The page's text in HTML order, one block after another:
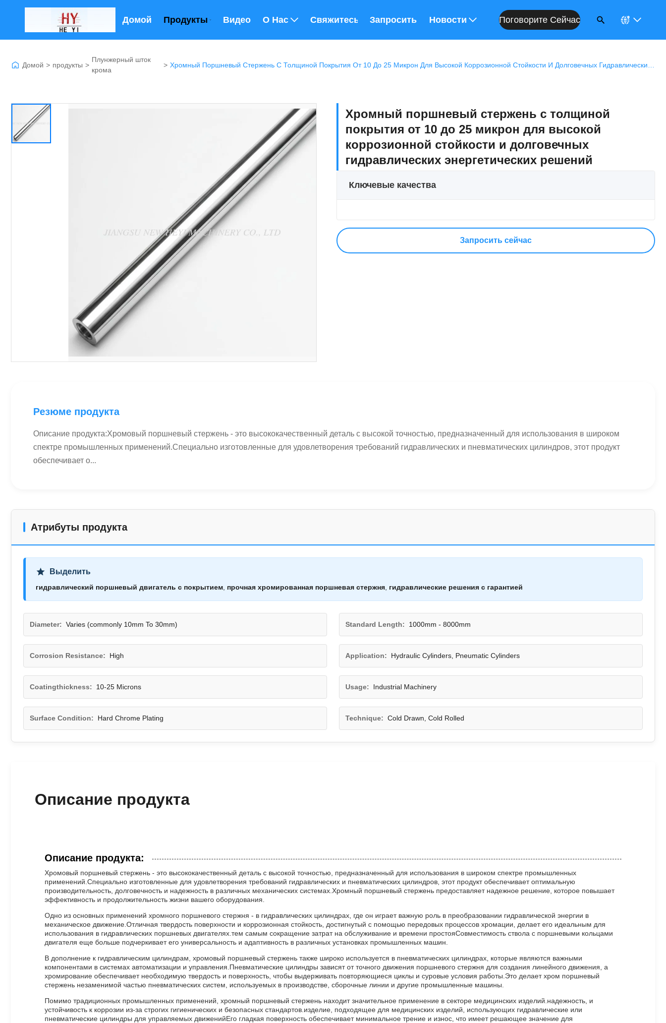
Домой Продукты Видео О Нас Свяжитесь С НамиЗапросить Расценки
Новости Поговорите Сейчас
Домой > продукты >
Плунжерный шток
крома
>
Хромный поршневый стержень с толщиной
покрытия от 10 до 25 микрон для высокой
коррозионной стойкости и долговечных
гидравлических энергетических решений
Ключевые качества
Запросить сейчас
Резюме продукта
Описание продукта:Хромовый поршневый стержень - это высококачественный деталь с высокой точностью, предназначенный для использования в широком
спектре промышленных применений.Специально изготовленные для удовлетворения требований гидравлических и пневматических цилиндров, этот продукт
обеспечивает о...
Атрибуты продукта
Выделить
гидравлический поршневый двигатель с покрытием прочная хромированная поршневая стержня гидравлические решения с гарантией
Diameter: Varies (commonly 10mm To 30mm) Standard Length: 1000mm - 8000mm
Corrosion Resistance: High Application: Hydraulic Cylinders, Pneumatic Cylinders
Coatingthickness: 10-25 Microns Usage: Industrial Machinery
Surface Condition: Hard Chrome Plating Technique: Cold Drawn, Cold Rolled
Описание продукта
Описание продукта:
Хромовый поршневый стержень - это высококачественный деталь с высокой точностью, предназначенный для использования в широком спектре промышленных
применений.Специально изготовленные для удовлетворения требований гидравлических и пневматических цилиндров, этот продукт обеспечивает оптимальную
производительность, долговечность и надежность в различных механических системах.Хромный поршневый стержень предоставляет надежное решение, которое повышает
эффективность и продолжительность жизни вашего оборудования.
Одно из основных применений хромного поршневого стержня - в гидравлических цилиндрах, где он играет важную роль в преобразовании гидравлической энергии в
механическое движение.Отличная твердость поверхности и коррозионная стойкость, достигнутый с помощью передовых процессов хромации, делает его идеальным для
использования в гидравлических поршневых двигателях.тем самым сокращение затрат на обслуживание и времени простояСовместимость ствола с поршневыми кольцами
двигателя еще больше подчеркивает его универсальность и адаптивность в различных установках промышленных машин.
В дополнение к гидравлическим цилиндрам, хромовый поршневый стержень также широко используется в пневматических цилиндрах, которые являются важными
компонентами в системах автоматизации и управления.Пневматические цилиндры зависят от точного движения поршневого стержня для создания линейного движения, а
хромирование обеспечивает необходимую твердость и поверхность, чтобы выдерживать повторяющиеся циклы и суровые условия работы.Это делает хром поршневый
стержень незаменимой частью пневматических систем, используемых в производстве, сборочные линии и другие промышленные машины.
Помимо традиционных промышленных применений, хромный поршневый стержень находит значительное применение в секторе медицинских изделий.надежность, и
устойчивость к коррозии из-за строгих гигиенических и безопасных стандартов.изделие, подходящее для медицинских изделий, использующих гидравлические или
пневматические цилиндры для управляемых движенийЕго гладкая поверхность обеспечивает минимальное трение и износ, что имеет решающее значение для